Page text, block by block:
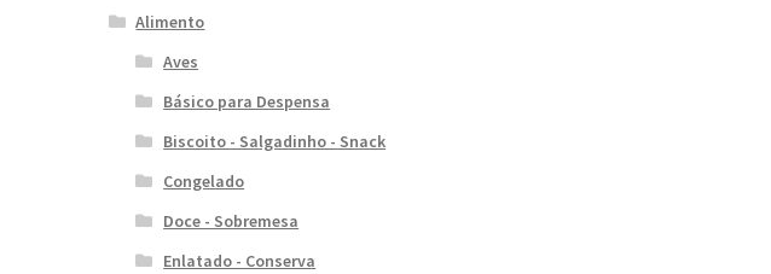
Alimento
Aves
Básico para Despensa
Biscoito - Salgadinho - Snack
Congelado
Doce - Sobremesa
Enlatado - Conserva